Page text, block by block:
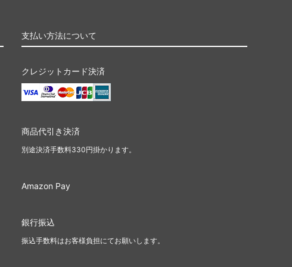
支払い方法について
クレジットカード決済
商品代引き決済
別途決済手数料330円掛かります。
Amazon Pay
銀行振込
振込手数料はお客様負担にてお願いします。